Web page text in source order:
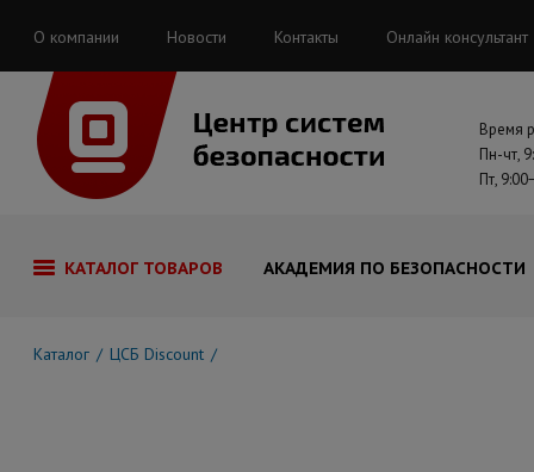
О компании Новости Контакты Онлайн консультант
Время
Пн-чт,
Пт,
КАТАЛОГ ТОВАРОВ АКАДЕМИЯ ПО БЕЗОПАСНОСТИ
Каталог ЦСБ Discount